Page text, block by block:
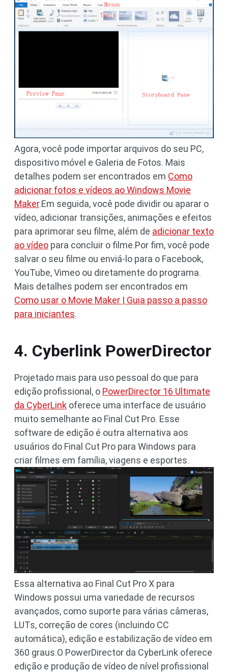
Agora, você pode importar arquivos do seu PC,
dispositivo móvel e Galeria de Fotos. Mais
detalhes podem ser encontrados em Como
adicionar fotos e vídeos ao Windows Movie
Maker.Em seguida, você pode dividir ou aparar o
vídeo, adicionar transições, animações e efeitos
para aprimorar seu filme, além de adicionar texto
ao vídeo para concluir o filme.Por fim, você pode
salvar o seu filme ou enviá-lo para o Facebook,
YouTube, Vimeo ou diretamente do programa.
Mais detalhes podem ser encontrados em
Como usar o Movie Maker | Guia passo a passo
para iniciantes.
4. Cyberlink PowerDirector
Projetado mais para uso pessoal do que para
edição profissional, o PowerDirector 16 Ultimate
da CyberLink oferece uma interface de usuário
muito semelhante ao Final Cut Pro. Esse
software de edição é outra alternativa aos
usuários do Final Cut Pro para Windows para
criar filmes em família, viagens e esportes.
Essa alternativa ao Final Cut Pro X para
Windows possui uma variedade de recursos
avançados, como suporte para várias câmeras,
LUTs, correção de cores (incluindo CC
automática), edição e estabilização de vídeo em
360 graus.O PowerDirector da CyberLink oferece
edição e produção de vídeo de nível profissional